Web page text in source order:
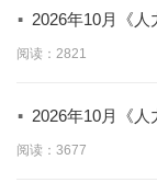
· 2026年10月《人
阅读：2821
· 2026年10月《
阅读：3677